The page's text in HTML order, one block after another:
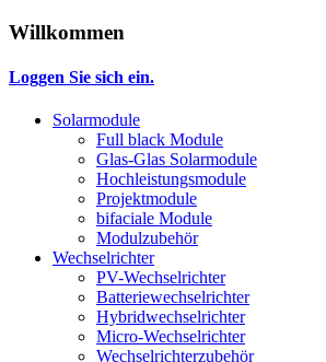
Willkommen
Loggen Sie sich ein.
Solarmodule
Full black Module
Glas-Glas Solarmodule
Hochleistungsmodule
Projektmodule
bifaciale Module
Modulzubehör
Wechselrichter
PV-Wechselrichter
Batteriewechselrichter
Hybridwechselrichter
Micro-Wechselrichter
Wechselrichterzubehör